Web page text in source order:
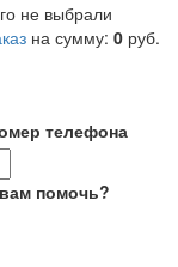
не выбрали
на сумму: 0 руб.
телефона
помочь?